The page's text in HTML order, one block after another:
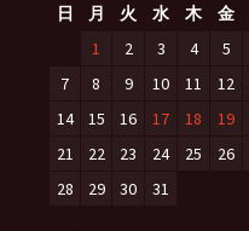
日
月 火 水 木 金
1
2 3 4 5
7
8 9 10 11 12
14
15 16 17 18 19
21
22 23 24 25 26
28
29 30 31